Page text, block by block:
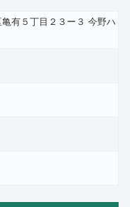
有５丁目２３ー３ 今野ハ